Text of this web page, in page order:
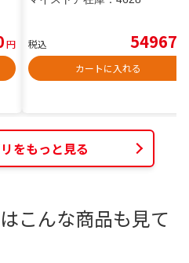
円
税込 54967
カートに入れる
をもっと見る
こんな商品も見て